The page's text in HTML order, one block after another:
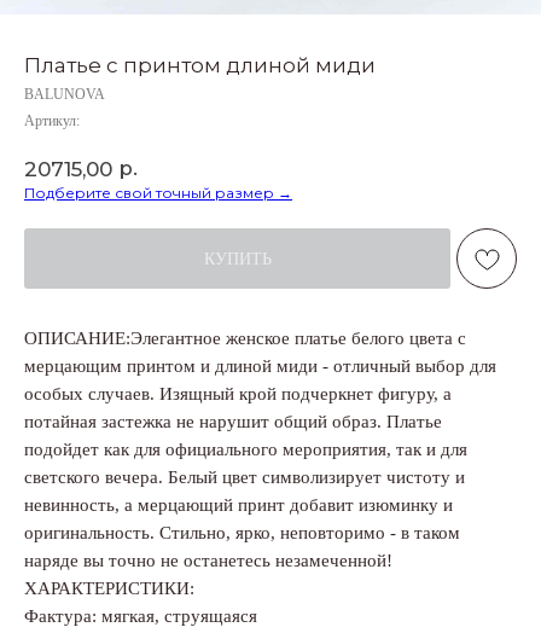
Платье с принтом длиной миди
BALUNOVA
Артикул:
20715,00 р.
Подберите свой точный размер →
КУПИТЬ
ОПИСАНИЕ:Элегантное женское платье белого цвета с
мерцающим принтом и длиной миди - отличный выбор для
особых случаев. Изящный крой подчеркнет фигуру, а
потайная застежка не нарушит общий образ. Платье
подойдет как для официального мероприятия, так и для
светского вечера. Белый цвет символизирует чистоту и
невинность, а мерцающий принт добавит изюминку и
оригинальность. Стильно, ярко, неповторимо - в таком
наряде вы точно не останетесь незамеченной!
ХАРАКТЕРИСТИКИ:
Фактура: мягкая, струящаяся